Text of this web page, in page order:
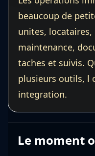
beaucoup de
unites,
maintenance,
taches et suivis.
plusieurs outils, l
integration.
Le moment